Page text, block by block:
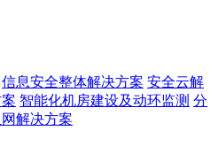
信息安全整体解决方案 安全云解
智能化机房建设及动环监测 分
解决方案